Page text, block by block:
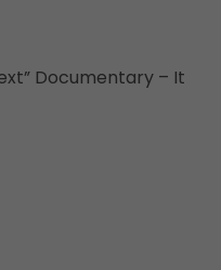
Documentary – It